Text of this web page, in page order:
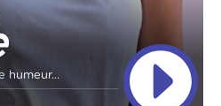
humeur...